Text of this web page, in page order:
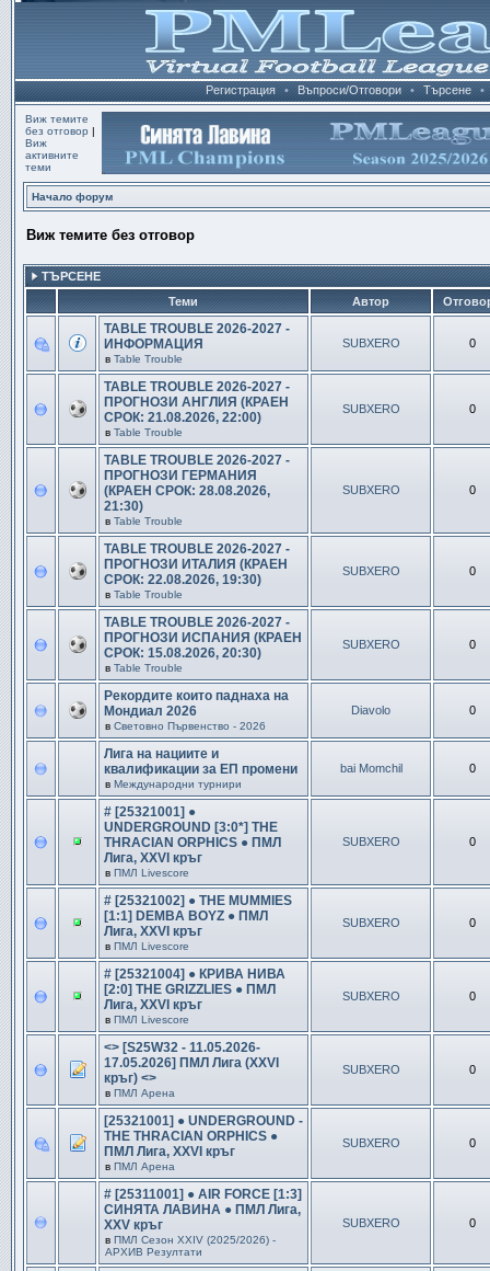
Регистрация • Въпроси/Отговори • Търсене •
Виж темите
без отговор |
Виж
активните
теми
Начало форум
Виж темите без отговор
ТЪРСЕНЕ
Теми
Автор
TABLE TROUBLE 2026-2027 -
ИНФОРМАЦИЯ
в Table Trouble
SUBXERO 0
TABLE TROUBLE 2026-2027 -
ПРОГНОЗИ АНГЛИЯ (КРАЕН
СРОК: 21.08.2026, 22:00)
в Table Trouble
SUBXERO 0
TABLE TROUBLE 2026-2027 -
ПРОГНОЗИ ГЕРМАНИЯ
(КРАЕН СРОК: 28.08.2026,
21:30)
в Table Trouble
SUBXERO 0
TABLE TROUBLE 2026-2027 -
ПРОГНОЗИ ИТАЛИЯ (КРАЕН
СРОК: 22.08.2026, 19:30)
в Table Trouble
SUBXERO 0
TABLE TROUBLE 2026-2027 -
ПРОГНОЗИ ИСПАНИЯ (КРАЕН
СРОК: 15.08.2026, 20:30)
в Table Trouble
SUBXERO 0
Рекордите които паднаха на
Мондиал 2026
в Световно Първенство - 2026
Diavolo 0
Лига на нациите и
квалификации за ЕП промени
в Международни турнири
bai Momchil 0
# [25321001] ●
UNDERGROUND [3:0*] THE
THRACIAN ORPHICS ● ПМЛ
Лига, XXVI кръг
в ПМЛ Livescore
SUBXERO 0
# [25321002] ● THE MUMMIES
[1:1] DEMBA BOYZ ● ПМЛ
Лига, XXVI кръг
в ПМЛ Livescore
SUBXERO 0
# [25321004] ● КРИВА НИВА
[2:0] THE GRIZZLIES ● ПМЛ
Лига, XXVI кръг
в ПМЛ Livescore
SUBXERO 0
<> [S25W32 - 11.05.2026-
17.05.2026] ПМЛ Лига (XXVI
кръг) <>
в ПМЛ Арена
SUBXERO 0
[25321001] ● UNDERGROUND -
THE THRACIAN ORPHICS ●
ПМЛ Лига, XXVI кръг
в ПМЛ Арена
SUBXERO 0
# [25311001] ● AIR FORCE [1:3]
СИНЯТА ЛАВИНА ● ПМЛ Лига,
XXV кръг
в ПМЛ Сезон ХXIV (2025/2026) -
АРХИВ Резултати
SUBXERO 0